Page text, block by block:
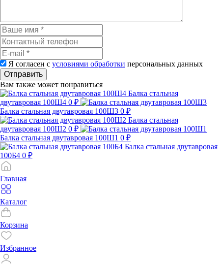
Я согласен с условиями обработки персональных данных
Отправить
Вам также может понравиться
Балка стальная
двутавровая 100Ш4 0 ₽
Балка стальная двутавровая 100Ш3 0 ₽
Балка стальная
двутавровая 100Ш2 0 ₽
Балка стальная двутавровая 100Ш1 0 ₽
Балка стальная двутавровая
100Б4 0 ₽
Главная
Каталог
Корзина
Избранное